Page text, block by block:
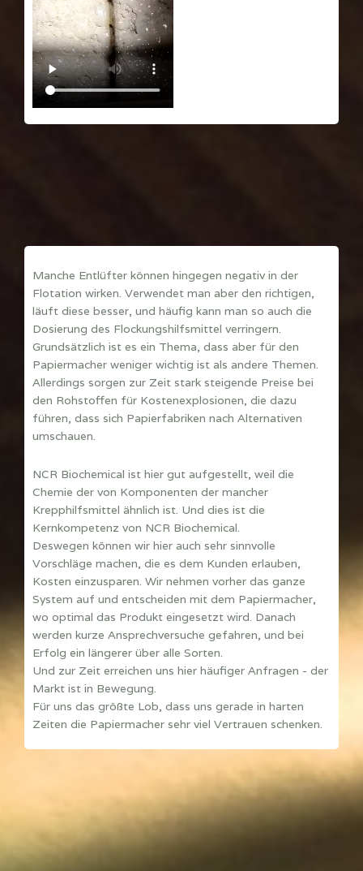
Manche Entlüfter können hingegen negativ in der
Flotation wirken. Verwendet man aber den richtigen,
läuft diese besser, und häufig kann man so auch die
Dosierung des Flockungshilfsmittel verringern.
Grundsätzlich ist es ein Thema, dass aber für den
Papiermacher weniger wichtig ist als andere Themen.
Allerdings sorgen zur Zeit stark steigende Preise bei
den Rohstoffen für Kostenexplosionen, die dazu
führen, dass sich Papierfabriken nach Alternativen
umschauen.
NCR Biochemical ist hier gut aufgestellt, weil die
Chemie der von Komponenten der mancher
Krepphilfsmittel ähnlich ist. Und dies ist die
Kernkompetenz von NCR Biochemical.
Deswegen können wir hier auch sehr sinnvolle
Vorschläge machen, die es dem Kunden erlauben,
Kosten einzusparen. Wir nehmen vorher das ganze
System auf und entscheiden mit dem Papiermacher,
wo optimal das Produkt eingesetzt wird. Danach
werden kurze Ansprechversuche gefahren, und bei
Erfolg ein längerer über alle Sorten.
Und zur Zeit erreichen uns hier häufiger Anfragen - der
Markt ist in Bewegung.
Für uns das größte Lob, dass uns gerade in harten
Zeiten die Papiermacher sehr viel Vertrauen schenken.